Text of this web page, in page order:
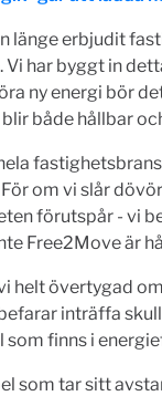
länge erbjudit
Vi har byggt in
ny energi bör
både hållbar
om vi slår
förutspår - vi
Free2Move är
helt övertygad
inträffa
finns i
som tar sitt